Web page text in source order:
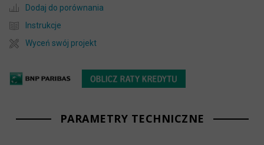
Dodaj do porównania
Instrukcje
Wyceń swój projekt
PARAMETRY TECHNICZNE